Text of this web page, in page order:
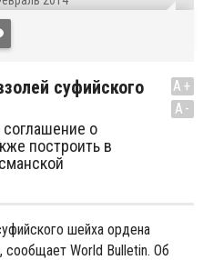
суфийского
соглашение о
построить в
A+
A-
шейха ордена
World Bulletin. Об